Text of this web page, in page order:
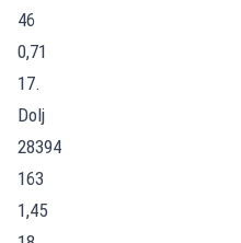
46
0,71
17.
Dolj
28394
163
1,45